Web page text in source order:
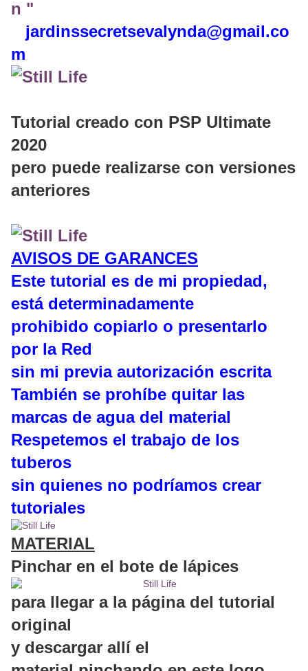
jardinssecretsevalynda@gmail.co
m
Tutorial creado con PSP Ultimate
2020
pero puede realizarse con versiones
anteriores
AVISOS DE GARANCES
Este tutorial es de mi propiedad,
está determinadamente
prohibido copiarlo o presentarlo
por la Red
sin mi previa autorización escrita
También se prohíbe quitar las
marcas de agua del material
Respetemos el trabajo de los
tuberos
sin quienes no podríamos crear
tutoriales
MATERIAL
Pinchar en el bote de lápices
para llegar a la página del tutorial
original
y descargar allí el